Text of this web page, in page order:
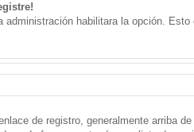
habilitara la opción. Esto
de registro, generalmente arriba de